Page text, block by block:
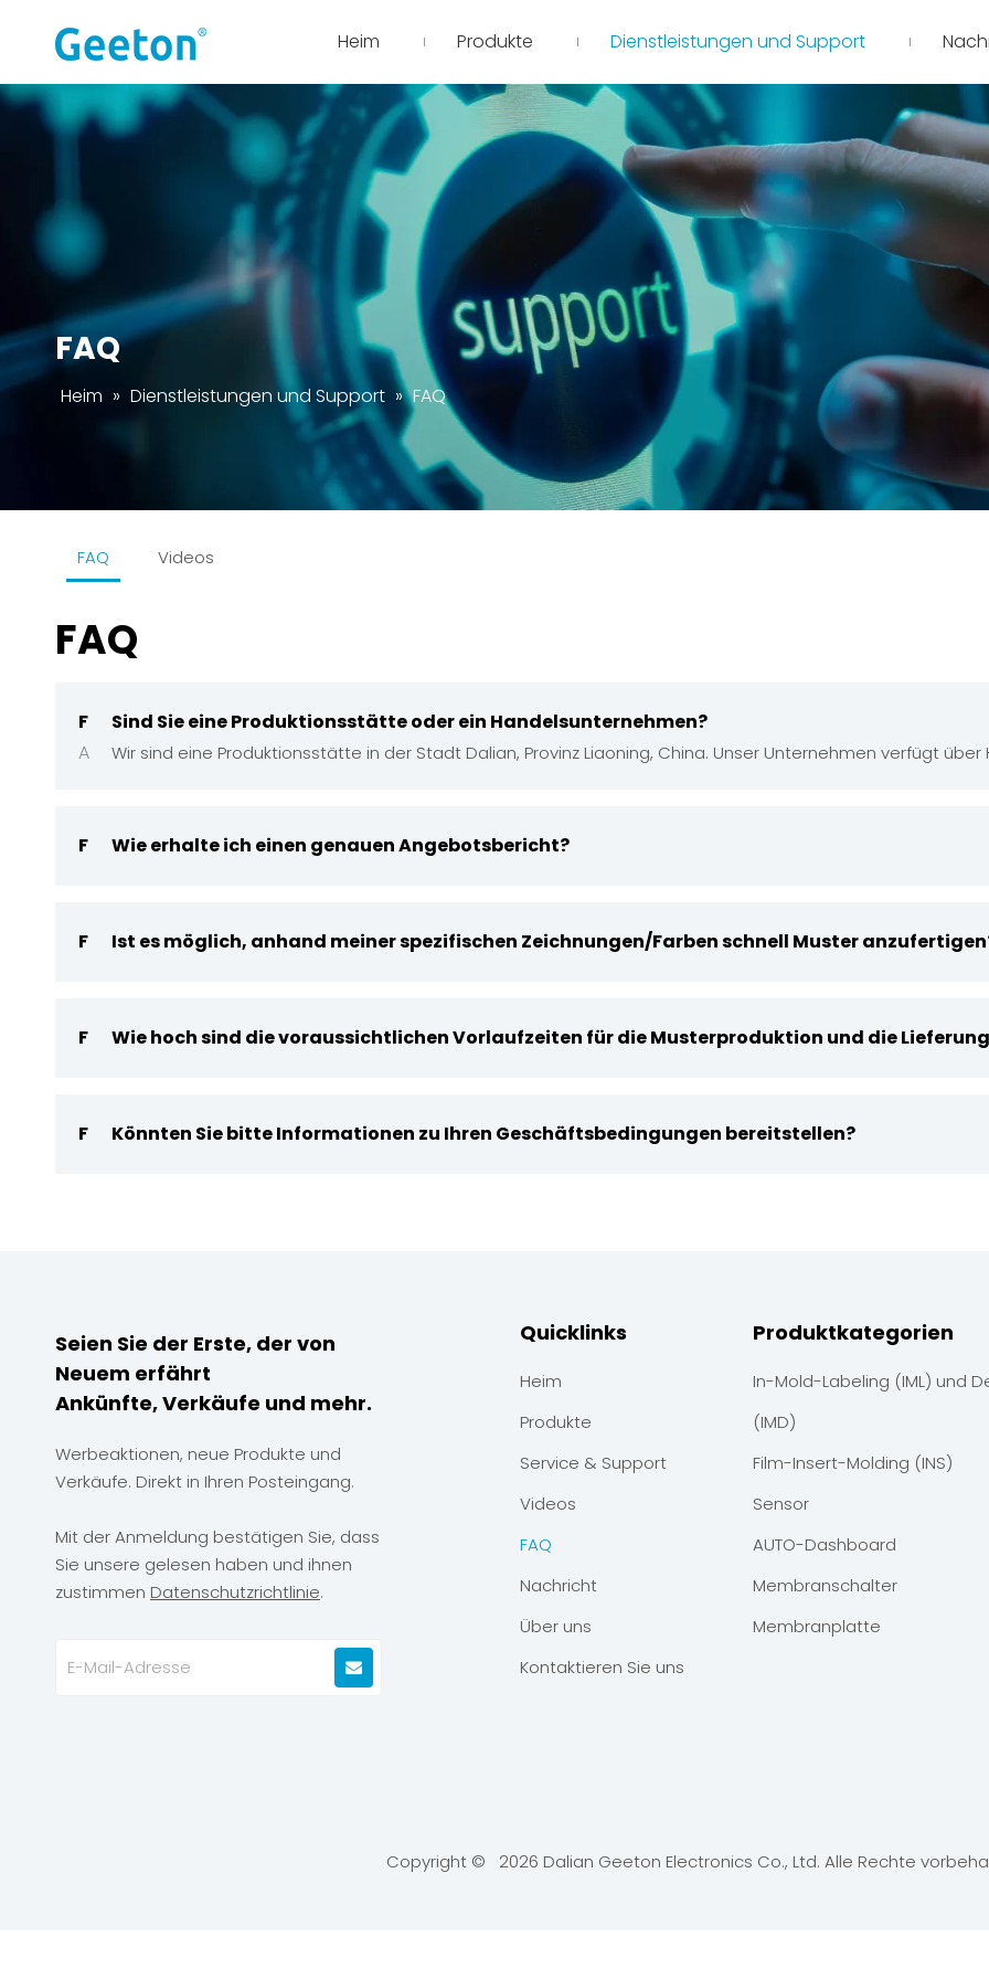
Heim Produkte Dienstleistungen und Support
FAQ
Heim » Dienstleistungen und Support » FAQ
FAQ Videos
FAQ
F
Sind Sie eine Produktionsstätte oder ein Handelsunternehmen?
A
Wir sind eine Produktionsstätte in der Stadt Dalian, Provinz Liaoning, China. Unser Unternehmen verfügt
F Wie erhalte ich einen genauen Angebotsbericht?
F Ist es möglich, anhand meiner spezifischen Zeichnungen/Farben schnell Muster
F Wie hoch sind die voraussichtlichen Vorlaufzeiten für die Musterproduktion und die
F Könnten Sie bitte Informationen zu Ihren Geschäftsbedingungen bereitstellen?
Seien Sie der Erste, der von
Neuem erfährt
Ankünfte, Verkäufe und mehr.
Werbeaktionen, neue Produkte und
Verkäufe. Direkt in Ihren Posteingang.
Mit der Anmeldung bestätigen Sie, dass
Sie unsere gelesen haben und ihnen
zustimmen Datenschutzrichtlinie.
Quicklinks
Heim
Produkte
Service & Support
Videos
FAQ
Nachricht
Über uns
Kontaktieren Sie uns
Produktkategorien
In-Mold-Labeling (IML) und
(IMD)
Film-Insert-Molding (INS)
Sensor
AUTO-Dashboard
Membranschalter
Membranplatte
Copyright © 2026 Dalian Geeton Electronics Co., Ltd. Alle Rechte